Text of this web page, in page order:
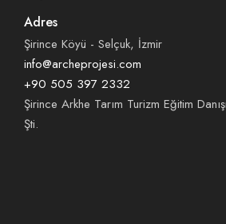
Adres
Şirince Köyü - Selçuk, İzmir
info@archeprojesi.com
+90 505 397 2332
Şirince Arkhe Tarım Turizm Eğitim
Şti.